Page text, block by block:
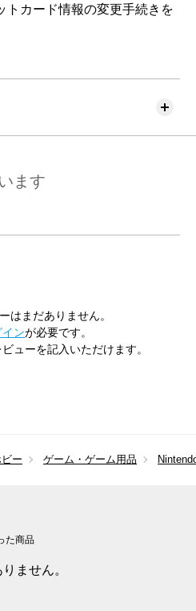
トカード情報の変更手続きを
ます
はまだありません。
インが必要です。
ューを記入いただけます。
ー ゲーム・ゲーム用品
た商品
ません。